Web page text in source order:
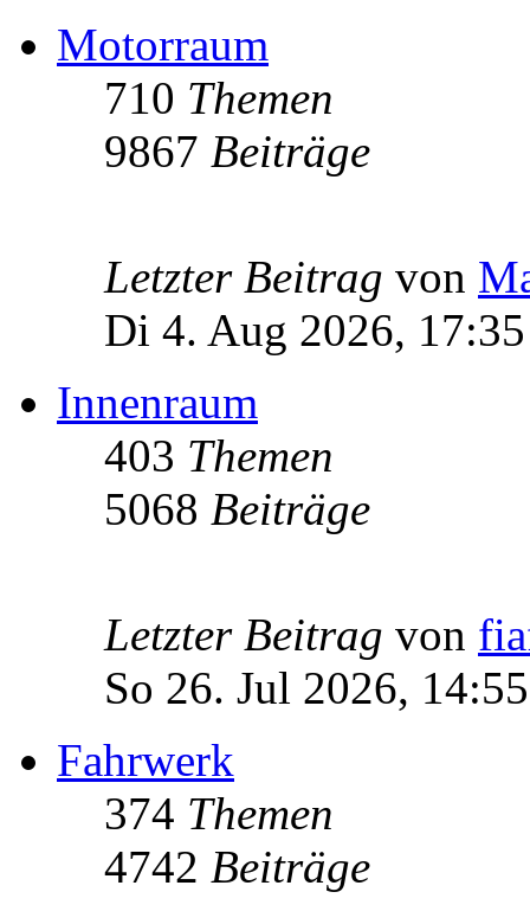
Motorraum
710 Themen
9867 Beiträge
Letzter Beitrag von
Di 4. Aug 2026, 17:35
Innenraum
403 Themen
5068 Beiträge
Letzter Beitrag von
So 26. Jul 2026, 14:55
Fahrwerk
374 Themen
4742 Beiträge